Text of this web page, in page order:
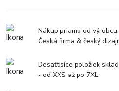
Nákup priamo od výrobcu.
Česká firma & český
Desaťtisíce položiek
- od XXS až po 7XL